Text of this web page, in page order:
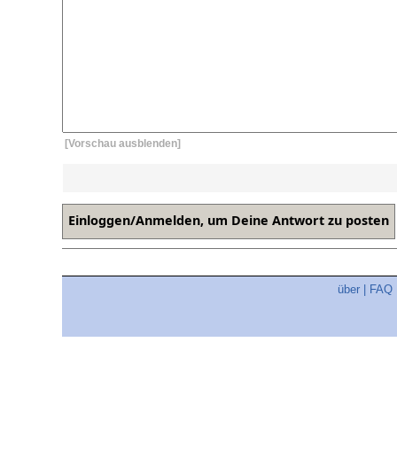
[Vorschau ausblenden]
über FAQ